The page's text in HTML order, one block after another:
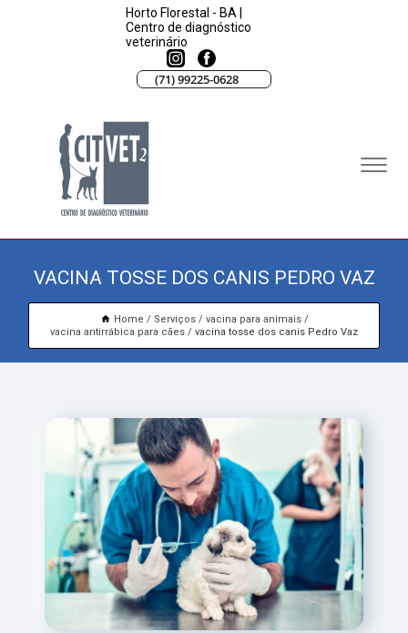
Horto Florestal - BA |
Centro de diagnóstico
veterinário
(71) 99225-0628
VACINA TOSSE DOS CANIS PEDRO VAZ
Home Serviços
vacina para animais
vacina antirrábica para cães
vacina tosse dos canis Pedro Vaz